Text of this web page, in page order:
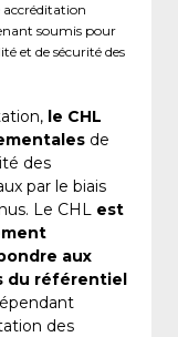
accréditation
soumis pour
et de sécurité des
le CHL
de
des
par le biais
Le CHL est
aux
du référentiel
des